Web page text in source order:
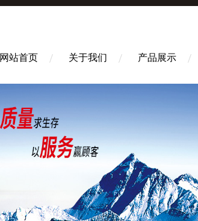
网站首页 关于我们 产品展示